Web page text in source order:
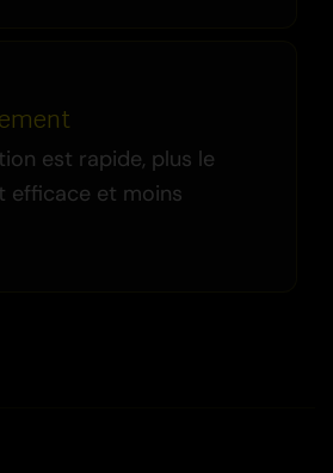
est rapide, plus le
efficace et moins